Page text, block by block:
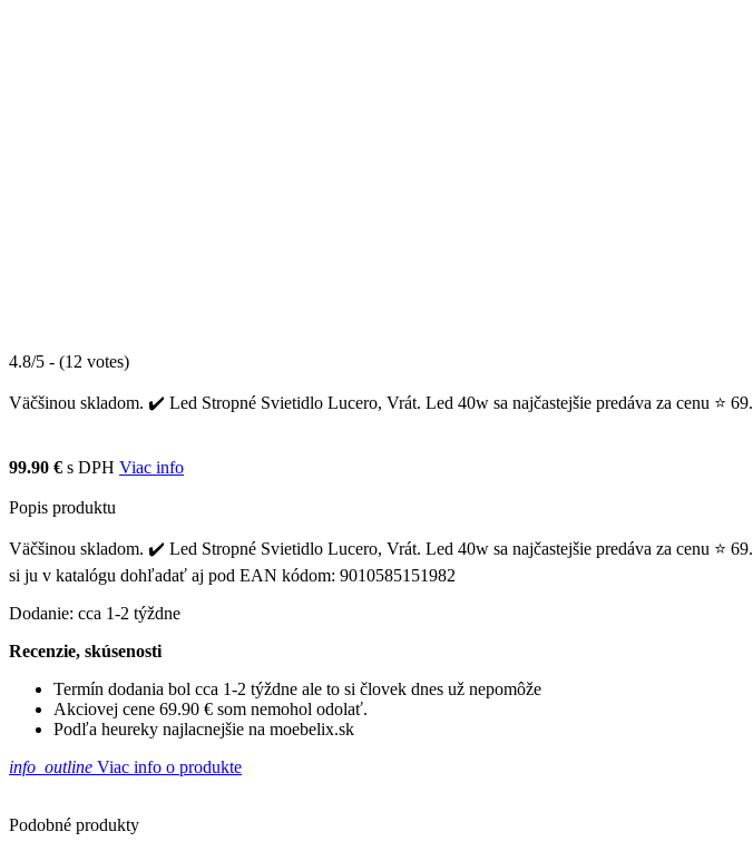
4.8/5 - (12 votes)
Väčšinou skladom. ✔️ Led Stropné Svietidlo Lucero, Vrát. Led 40w sa najčastejšie predáva za cenu ⭐
99.90 € s DPH Viac info
Popis produktu
Väčšinou skladom. ✔️ Led Stropné Svietidlo Lucero, Vrát. Led 40w sa najčastejšie predáva za cenu ⭐
si ju v katalógu dohľadať aj pod EAN kódom: 9010585151982
Dodanie: cca 1-2 týždne
Recenzie, skúsenosti
Termín dodania bol cca 1-2 týždne ale to si človek dnes už nepomôže
Akciovej cene 69.90 € som nemohol odolať.
Podľa heureky najlacnejšie na moebelix.sk
info_outline Viac info o produkte
Podobné produkty